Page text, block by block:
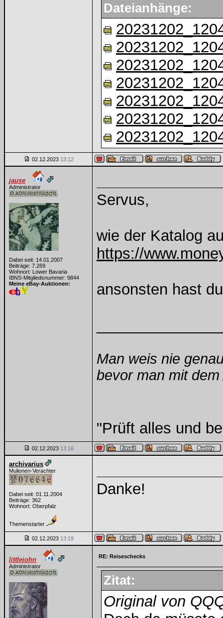
Dateianhänge:
02.12.2023 13:12
jause
Administrator
Dabei seit: 14.01.2007
Beiträge: 7.269
Wohnort: Lower Bavaria
IBNS-Mitgliedsnummer: 9844
Meine eBay-Auktionen:
Servus,
wie der Katalog
https://
ansonsten hast
Man weis nie
bevor man mit
"Prüft alles und
02.12.2023 13:16
archivarius
Mulionen-Verachter
Dabei seit: 01.11.2004
Beiträge: 362
Wohnort: Oberpfalz
Themenstarter
Danke!
02.12.2023 13:19
littlejohn
Administrator
RE: Reiseschecks
Zitat:
Original von